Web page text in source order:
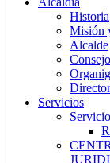
Historia
Misión
Alcalde
Servicios